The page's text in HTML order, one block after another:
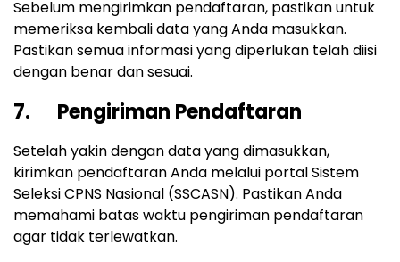
Sebelum mengirimkan pendaftaran, pastikan untuk
memeriksa kembali data yang Anda masukkan.
Pastikan semua informasi yang diperlukan telah diisi
dengan benar dan sesuai.
7. Pengiriman Pendaftaran
Setelah yakin dengan data yang dimasukkan,
kirimkan pendaftaran Anda melalui portal Sistem
Seleksi CPNS Nasional (SSCASN). Pastikan Anda
memahami batas waktu pengiriman pendaftaran
agar tidak terlewatkan.